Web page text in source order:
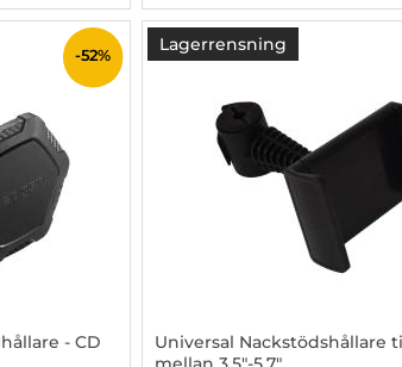
-52%
- CD
Lagerrensning
Universal Nackstödshållare